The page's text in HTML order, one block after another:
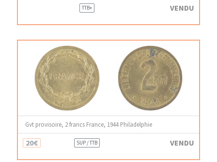
TTB+ VENDU
Gvt provisoire, 2 francs France, 1944 Philadelphie
20€ SUP / TTB VENDU